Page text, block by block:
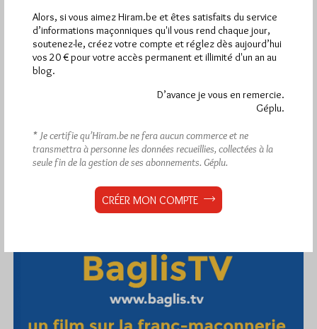
Hier jeudi 6 août 2026, Hiram.be a reçu1 672 visites
2 608 pages ont été lues (Source : Pirsch.io)
Plus d’informations
Quels sont les articles les plus lus du blog ?
Abonnement aux Newsletters - RSS
Alors, si vous aimez Hiram.be et êtes satisfaits du service
d’informations maçonniques qu'il vous rend chaque jour,
soutenez-le, créez votre compte et réglez dès aujourd’hui
vos 20 € pour votre accès permanent et illimité d'un an au
blog.
D’avance je vous en remercie.
Géplu.
* Je certifie qu’Hiram.be ne fera aucun commerce et ne
transmettra à personne les données recueillies, collectées à la
seule fin de la gestion de ses abonnements. Géplu.
CRÉER MON COMPTE